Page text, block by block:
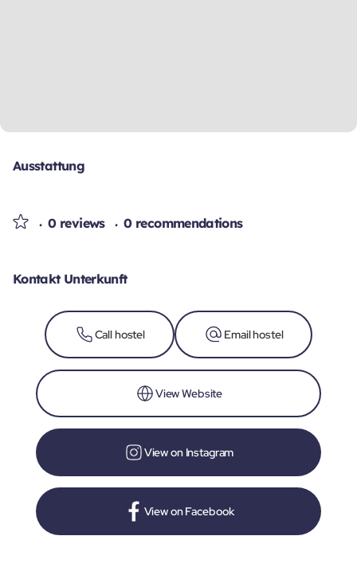
Ausstattung
0 reviews 0 recommendations
Kontakt Unterkunft
Call hostel Email hostel
View Website
View on Instagram
View on Facebook